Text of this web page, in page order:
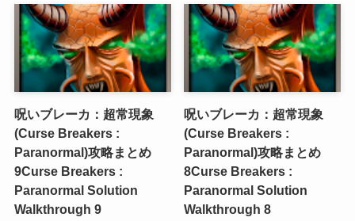
呪いブレーカ：超常現象
(Curse Breakers :
Paranormal)攻略まとめ
9Curse Breakers :
Paranormal Solution
Walkthrough 9
呪いブレーカ：超常現象
(Curse Breakers :
Paranormal)攻略まとめ
8Curse Breakers :
Paranormal Solution
Walkthrough 8